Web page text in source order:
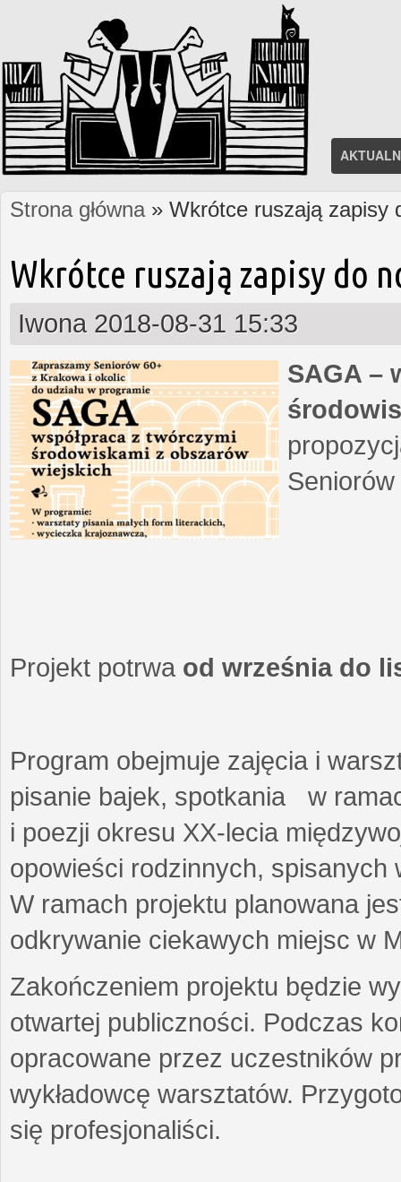
Jesteś tutaj
Strona główna» Wkrótce ruszają zapisy
Wkrótce ruszają zapisy do
Iwona 2018-08-31 15:33
SAGA –
Projekt potrwa od września do
Program obejmuje zajęcia i
pisanie bajek, spotkania w
i poezji okresu XX-lecia
opowieści rodzinnych,
W ramach projektu planowana
odkrywanie ciekawych miejsc w
Zakończeniem projektu będzie
otwartej publiczności. Podczas
opracowane przez uczestników
wykładowcę warsztatów.
się profesjonaliści.